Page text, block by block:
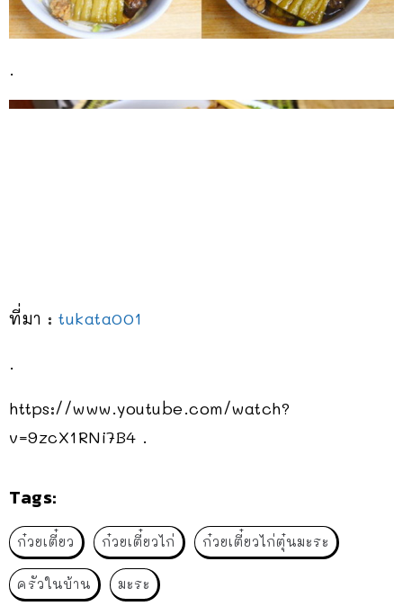
.
ที่มา : tukata001
.
https://www.youtube.com/watch?
v=9zcX1RNi7B4 .
Tags:
ก๋วยเตี๋ยว ก๋วยเตี๋ยวไก่ ก๋วยเตี๋ยวไก่ตุ๋นมะระ
ครัวในบ้าน มะระ